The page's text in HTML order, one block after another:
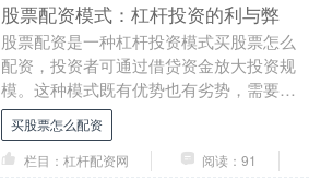
股票配资模式：杠杆投资的利与弊
股票配资是一种杠杆投资模式买股票怎么
配资，投资者可通过借贷资金放大投资规
模。这种模式既有优势也有劣势，需要投
资者仔细权衡。 **优势：** * **放大收益：
*....
买股票怎么配资
栏目：杠杆配资网
阅读：91